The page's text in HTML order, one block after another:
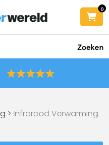
0
Zoeken
> Infrarood Verwarming